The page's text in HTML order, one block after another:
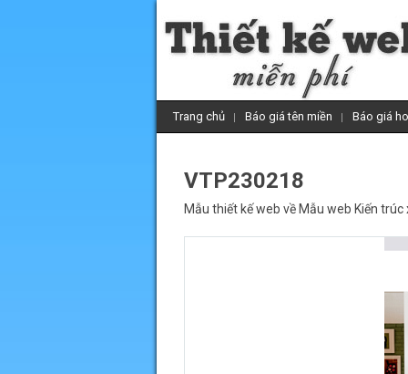
Trang chủ Báo giá tên miền Báo giá
VTP230218
Mẫu thiết kế web về Mẫu web Kiến trúc